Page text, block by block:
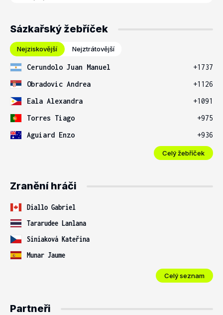
Sázkařský žebříček
Nejziskovější Nejztrátovější
Cerundolo Juan Manuel
+1737
Obradovic Andrea
+1126
Eala Alexandra
+1091
Torres Tiago
+975
Aguiard Enzo
+936
Celý žebříček
Zranění hráči
Diallo Gabriel
Tararudee Lanlana
Siniaková Kateřina
Munar Jaume
Celý seznam
Partneři